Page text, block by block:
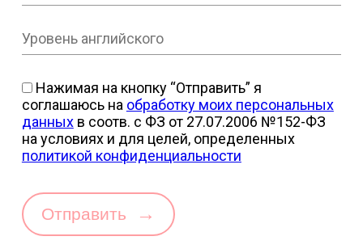
Нажимая на кнопку “Отправить” я
соглашаюсь на обработку моих персональных
данныхв соотв. с ФЗ от 27.07.2006 №152-ФЗ
на условиях и для целей, определенных
политикой конфиденциальности
Отправить →